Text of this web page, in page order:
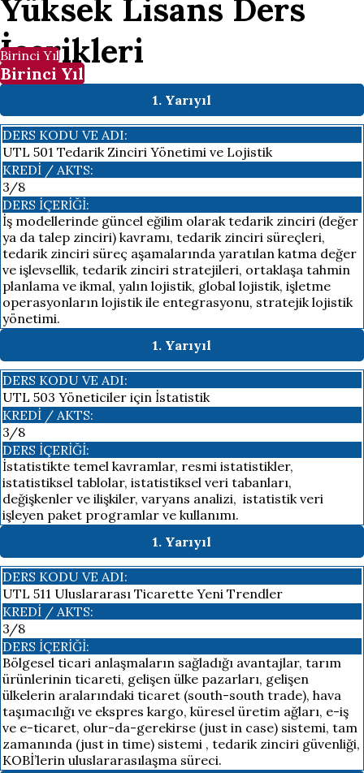
Yüksek Lisans Ders
İçerikleri
Birinci Yıl
Birinci Yıl
1. Yarıyıl
DERS KODU VE ADI:
UTL 501 Tedarik Zinciri Yönetimi ve Lojistik
KREDI / AKTS:
3/8
DERS İÇERIĞI:
İş modellerinde güncel eğilim olarak tedarik zinciri (değer
ya da talep zinciri) kavramı, tedarik zinciri süreçleri,
tedarik zinciri süreç aşamalarında yaratılan katma değer
ve işlevsellik, tedarik zinciri stratejileri, ortaklaşa tahmin
planlama ve ikmal, yalın lojistik, global lojistik, işletme
operasyonların lojistik ile entegrasyonu, stratejik lojistik
yönetimi.
1. Yarıyıl
DERS KODU VE ADI:
UTL 503 Yöneticiler için İstatistik
KREDI / AKTS:
3/8
DERS İÇERIĞI:
İstatistikte temel kavramlar, resmi istatistikler,
istatistiksel tablolar, istatistiksel veri tabanları,
değişkenler ve ilişkiler, varyans analizi, istatistik veri
işleyen paket programlar ve kullanımı.
1. Yarıyıl
DERS KODU VE ADI:
UTL 511 Uluslararası Ticarette Yeni Trendler
KREDI / AKTS:
3/8
DERS İÇERIĞI:
Bölgesel ticari anlaşmaların sağladığı avantajlar, tarım
ürünlerinin ticareti, gelişen ülke pazarları, gelişen
ülkelerin aralarındaki ticaret (south-south trade), hava
taşımacılığı ve ekspres kargo, küresel üretim ağları, e-iş
ve e-ticaret, olur-da-gerekirse (just in case) sistemi, tam
zamanında (just in time) sistemi , tedarik zinciri güvenliği,
KOBİ’lerin uluslararasılaşma süreci.